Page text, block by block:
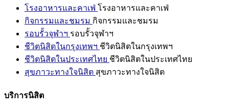
โรงอาหารและคาเฟ่ โรงอาหารและคาเฟ่
กิจกรรมและชมรม กิจกรรมและชมรม
รอบรั้วจุฬาฯ รอบรั้วจุฬาฯ
ชีวิตนิสิตในกรุงเทพฯ ชีวิตนิสิตในกรุงเทพฯ
ชีวิตนิสิตในประเทศไทย ชีวิตนิสิตในประเทศไทย
สุขภาวะทางใจนิสิต สุขภาวะทางใจนิสิต
บริการนิสิต